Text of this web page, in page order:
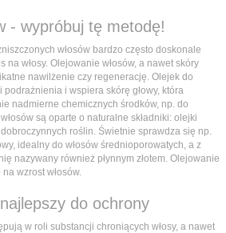
- wypróbuj tę metodę!
włosów bardzo często doskonale
włosy. Olejowanie włosów, a nawet skóry
nawilżenie czy regenerację. Olejek do
podrażnienia i wspiera skórę głowy, która
nadmierne chemicznych środków, np. do
są oparte o naturalne składniki: olejki
roślin. Świetnie sprawdza się np.
idealny do włosów średnioporowatych, a z
nazywany również płynnym złotem. Olejowanie
wzrost włosów.
do ochrony
w roli substancji chroniących włosy, a nawet